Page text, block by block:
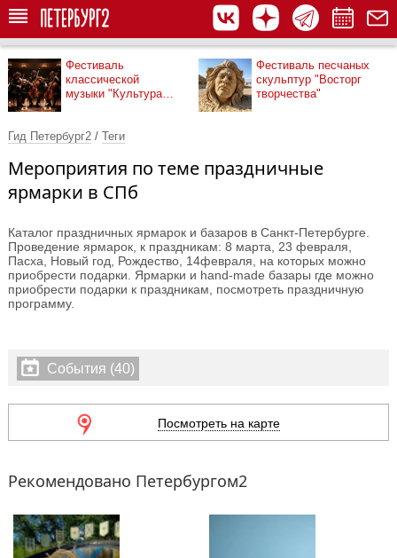
Фестиваль
классической
музыки "Культура
Фестиваль песчаных
скульптур "Восторг
творчества"
Гид Петербург2 / Теги
Мероприятия по теме праздничные
ярмарки в СПб
Каталог праздничных ярмарок и базаров в Санкт-Петербурге.
Проведение ярмарок, к праздникам: 8 марта, 23 февраля,
Пасха, Новый год, Рождество, 14февраля, на которых можно
приобрести подарки. Ярмарки и hand-made базары где можно
приобрести подарки к праздникам, посмотреть праздничную
программу.
События (40)
Посмотреть на карте
Рекомендовано Петербургом2